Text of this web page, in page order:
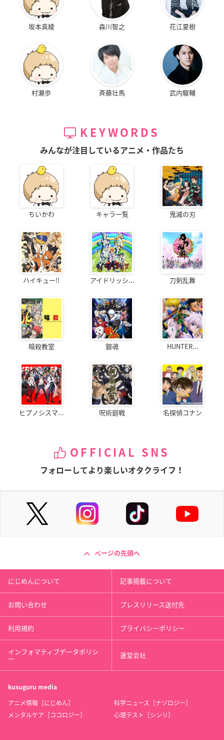
坂本真綾 森川智之 花江夏樹
村瀬歩 斉藤壮馬 武内駿輔
KEYWORDS
みんなが注目しているアニメ・作品たち
ちいかわ キャラ一覧 鬼滅の刃
ハイキュー!! アイドリッシ... 刀剣乱舞
暗殺教室 銀魂 HUNTER...
ヒプノシスマ... 呪術廻戦 名探偵コナン
OFFICIAL SNS
フォローしてより楽しいオタクライフ！
ページの先頭へ
にじめんについて 記事掲載について
お問い合わせ プレスリリース送付先
利用規約 プライバシーポリシー
インフォマティブデータポリシ
ー 運営会社
kusuguru media
アニメ情報［にじめん］
科学ニュース［ナゾロジー］
メンタルケア［ココロジー］
心理テスト［シンリ］